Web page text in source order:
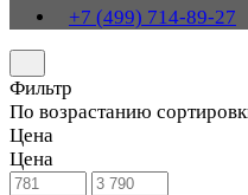
+7 (499) 714-89-27
Фильтр
По возрастанию
Цена
Цена